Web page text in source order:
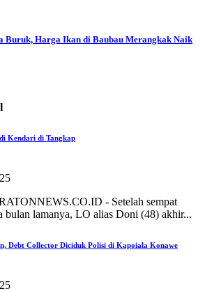
Buruk, Harga Ikan di Baubau Merangkak Naik
Kendari di Tangkap
- Setelah sempat
bulan lamanya, LO alias Doni (48) akhir...
Debt Collector Diciduk Polisi di Kapoiala Konawe